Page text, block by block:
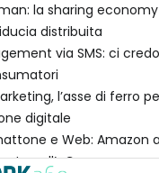
la sharing economy
distribuita
via SMS: ci
l’asse di ferro
digitale
e Web: Amazon
nell’eCommerce